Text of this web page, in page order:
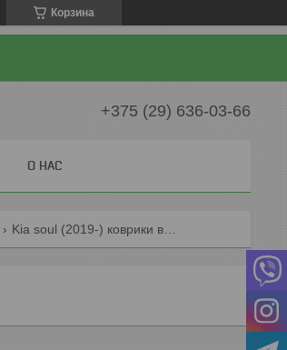
Корзина
+375 (29) 636-03-66
О НАС